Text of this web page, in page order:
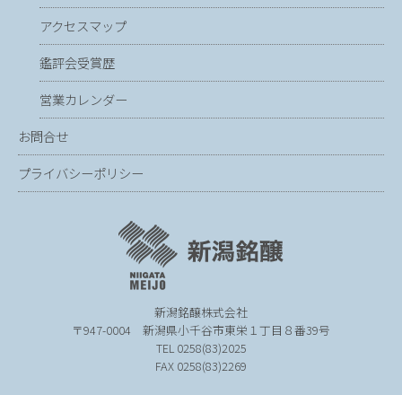
アクセスマップ
鑑評会受賞歴
営業カレンダー
お問合せ
プライバシーポリシー
新潟銘醸株式会社
〒947-0004 新潟県小千谷市東栄１丁目８番39号
TEL 0258(83)2025
FAX 0258(83)2269